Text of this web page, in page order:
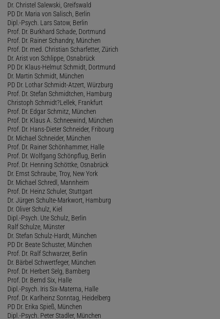
Dr. Christel Salewski, Greifswald
PD Dr. Maria von Salisch, Berlin
Dipl.-Psych. Lars Satow, Berlin
Prof. Dr. Burkhard Schade, Dortmund
Prof. Dr. Rainer Schandry, München
Prof. Dr. med. Christian Scharfetter, Zürich
Dr. Arist von Schlippe, Osnabrück
PD Dr. Klaus-Helmut Schmidt, Dortmund
Dr. Martin Schmidt, München
PD Dr. Lothar Schmidt-Atzert, Würzburg
Prof. Dr. Stefan Schmidtchen, Hamburg
Christoph Schmidt?Lellek, Frankfurt
Prof. Dr. Edgar Schmitz, München
Prof. Dr. Klaus A. Schneewind, München
Prof. Dr. Hans-Dieter Schneider, Fribourg
Dr. Michael Schneider, München
Prof. Dr. Rainer Schönhammer, Halle
Prof. Dr. Wolfgang Schönpflug, Berlin
Prof. Dr. Henning Schöttke, Osnabrück
Dr. Ernst Schraube, Troy, New York
Dr. Michael Schredl, Mannheim
Prof. Dr. Heinz Schuler, Stuttgart
Dr. Jürgen Schulte-Markwort, Hamburg
Dr. Oliver Schulz, Kiel
Dipl.-Psych. Ute Schulz, Berlin
Ralf Schulze, Münster
Dr. Stefan Schulz-Hardt, München
PD Dr. Beate Schuster, München
Prof. Dr. Ralf Schwarzer, Berlin
Dr. Bärbel Schwertfeger, München
Prof. Dr. Herbert Selg, Bamberg
Prof. Dr. Bernd Six, Halle
Dipl.-Psych. Iris Six-Materna, Halle
Prof. Dr. Karlheinz Sonntag, Heidelberg
PD Dr. Erika Spieß, München
Dipl.-Psych. Peter Stadler, München